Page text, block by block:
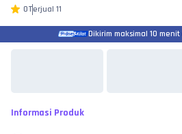
0Terjual 11
Dikirim maksimal 10
Informasi Produk